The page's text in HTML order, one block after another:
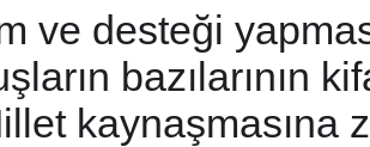
ve desteği
bazılarının
kaynaşmasına